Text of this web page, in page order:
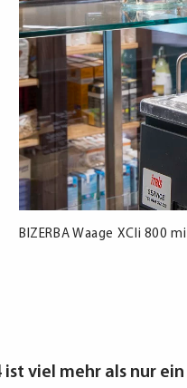
BIZERBA Waage XCIi 800
viel mehr als nur